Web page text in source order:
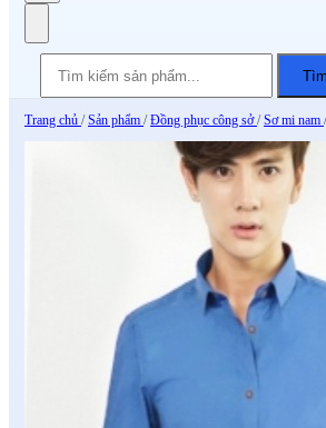
Trang chủ / Sản phẩm / Đồng phục công sở/ Sơ mi nam /